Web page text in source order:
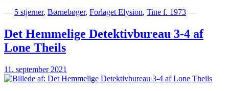
— 5 stjerner, Børnebøger, Forlaget Elysion, Tine f. 1973 —
Det Hemmelige Detektivbureau 3-4 af
Lone Theils
11. september 2021